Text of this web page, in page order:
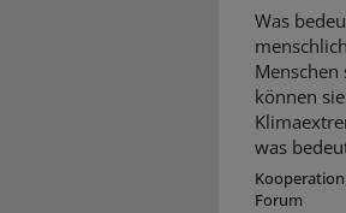
Was
können
was
Kooperation
Forum